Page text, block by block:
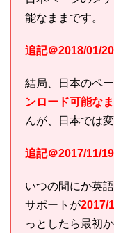
能なままです。
追記＠2018/01/20
結局、日本のペ
ンロード可能な
んが、日本では
追記＠2017/11/19
いつの間にか英
サポートが2017/
っとしたら最初